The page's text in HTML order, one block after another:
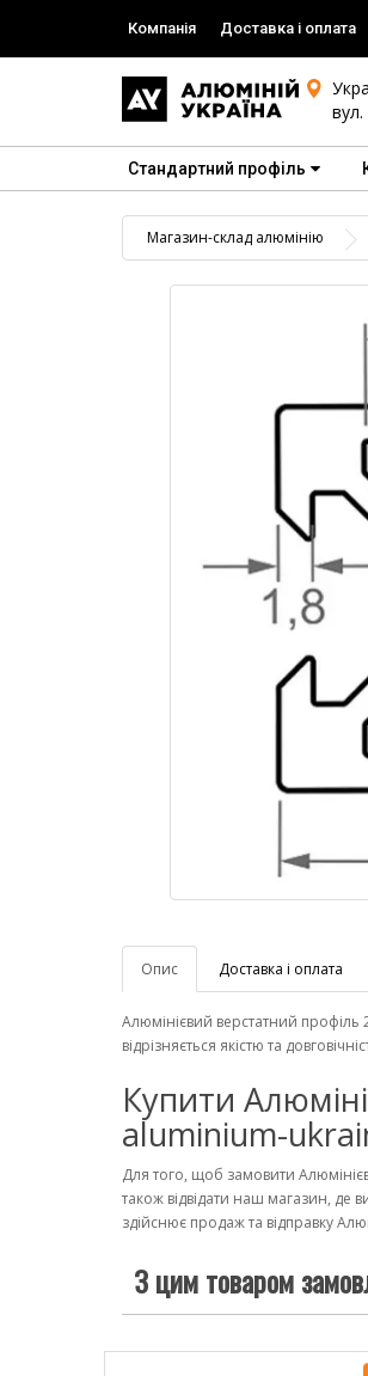
Компанія Доставка і оплата
Стандартний профіль
Магазин-склад алюмінію
Опис
Доставка і оплата
Алюмінієвий верстатний профіль
відрізняється якістю та
Купити
aluminium-
Для того, щоб замовити
також відвідати наш магазин, де
здійснює продаж та відправку
З цим товаром